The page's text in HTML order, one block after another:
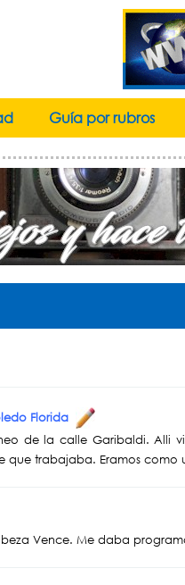
Guía por rubros
Florida
de la calle Garibaldi. Alli
que trabajaba. Eramos como
Vence. Me daba